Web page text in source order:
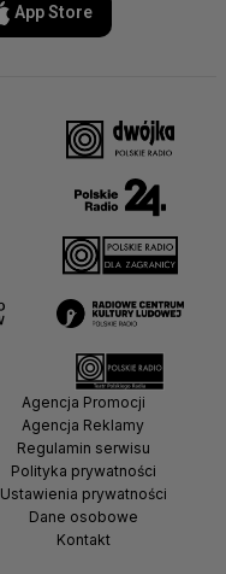
App Store
Agencja Promocji
Agencja Reklamy
Regulamin serwisu
Polityka prywatności
Ustawienia prywatności
Dane osobowe
Kontakt